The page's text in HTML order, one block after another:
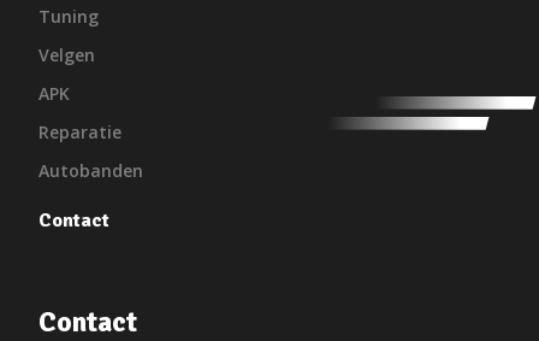
Tuning
Velgen
APK
Reparatie
Autobanden
Contact
Contact